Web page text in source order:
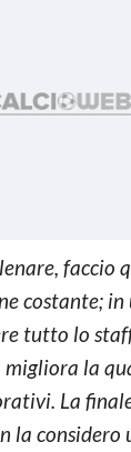
faccio
costante;
tutto lo
migliora la
La
la considero